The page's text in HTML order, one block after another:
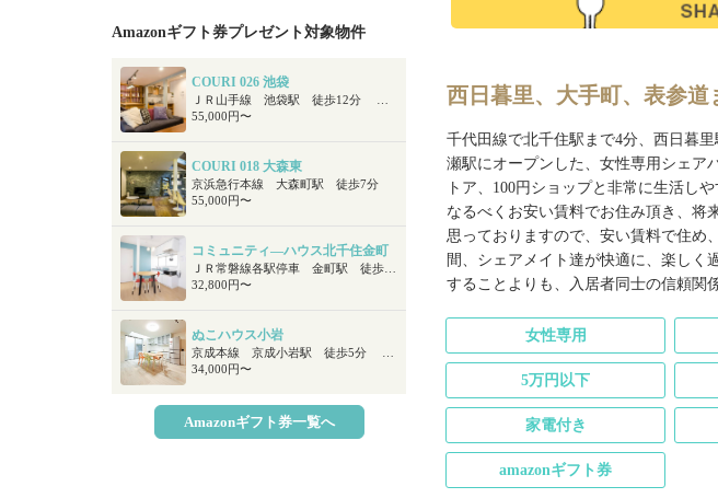
西日暮里、大手町、表参道
千代田線で北千住駅まで4分、西日暮
瀬駅にオープンした、女性専用シェア
トア、100円ショップと非常に生活し
なるべくお安い賃料でお住み頂き、将
思っておりますので、安い賃料で住め
間、シェアメイト達が快適に、楽しく
することよりも、入居者同士の信頼関
女性専用
5万円以下
家電付き
amazonギフト券
Amazonギフト券プレゼント対象物件
COURI 026 池袋
55,000円〜
COURI 018 大森東
京浜急行本線 大森町駅 徒歩7分
55,000円〜
コミュニティ―ハウス北千住金町
32,800円〜
ぬこハウス小岩
34,000円〜
Amazonギフト券一覧へ